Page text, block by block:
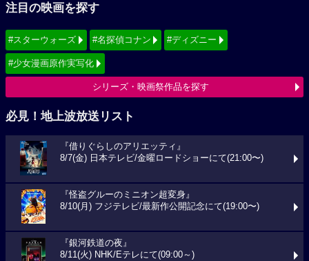
注目の映画を探す
#スターウォーズ #名探偵コナン #ディズニー
#少女漫画原作実写化
シリーズ・映画祭作品を探す
必見！地上波放送リスト
『借りぐらしのアリエッティ』
8/7(金) 日本テレビ/金曜ロードショーにて(21:00〜)
『怪盗グルーのミニオン超変身』
8/10(月) フジテレビ/最新作公開記念にて(19:00〜)
『銀河鉄道の夜』
8/11(火) NHK/Eテレにて(09:00～)